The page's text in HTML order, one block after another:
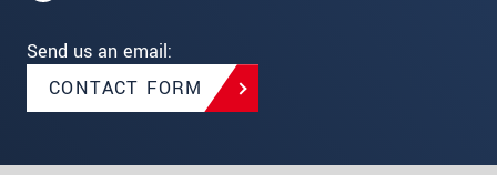
Send us an email:
CONTACT FORM